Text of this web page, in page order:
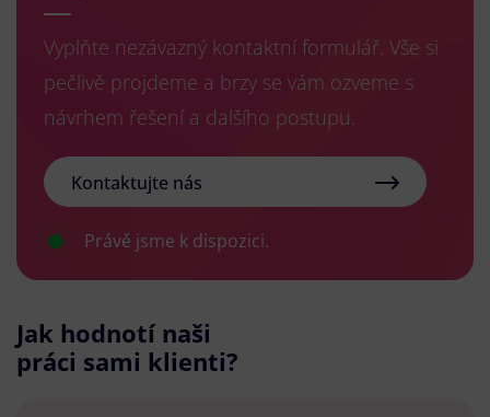
Vyplňte nezávazný kontaktní formulář. Vše si
pečlivě projdeme a brzy se vám ozveme s
návrhem řešení a dalšího postupu.
Kontaktujte nás
Právě jsme k dispozici.
Jak hodnotí naši
práci sami klienti?